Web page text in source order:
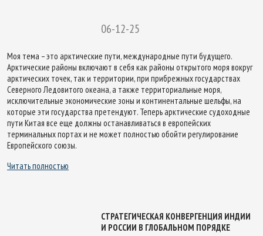
06-12-25
Моя тема – это арктические пути, международные пути будущего.
Арктические районы включают в себя как районы открытого моря вокруг
арктических точек, так и территории, при прибрежных государствах
Северного Ледовитого океана, а также территориальные моря,
исключительные экономические зоны и континентальные шельфы, на
которые эти государства претендуют. Теперь арктические судоходные
пути Китая все еще должны останавливаться в европейских
терминальных портах и не может полностью обойти регулирование
Европейского союзы.
Читать полностью
СТРАТЕГИЧЕСКАЯ КОНВЕРГЕНЦИЯ ИНДИИ
И РОССИИ В ГЛОБАЛЬНОМ ПОРЯДКЕ